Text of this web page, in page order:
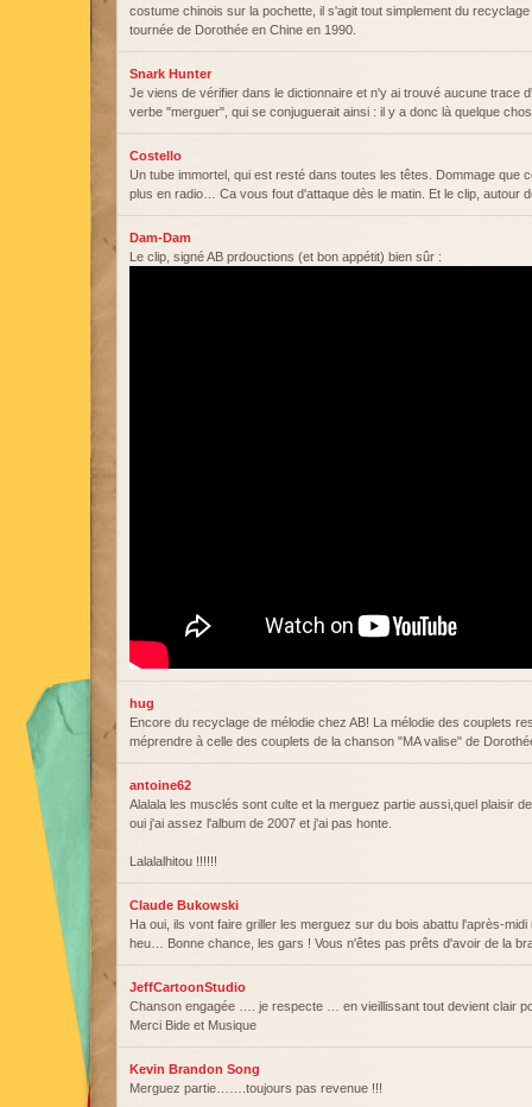
costume chinois sur la pochette, il s'agit tout simplement du
tournée de Dorothée en Chine en 1990.
Snark Hunter
Je viens de vérifier dans le dictionnaire et n'y ai trouvé aucune trace
verbe "merguer", qui se conjuguerait ainsi : il y a donc là quelque
Costello
Un tube immortel, qui est resté dans toutes les têtes. Dommage que
plus en radio… Ca vous fout d'attaque dès le matin. Et le clip, autour
Dam-Dam
Le clip, signé AB prdouctions (et bon appétit) bien sûr :
hug
Encore du recyclage de mélodie chez AB! La mélodie des couplets
méprendre à celle des couplets de la chanson "MA valise" de
antoine62
Alalala les musclés sont culte et la merguez partie aussi,quel plaisir
oui j'ai assez l'album de 2007 et j'ai pas honte.
Lalalalhitou !!!!!!
Claude Bukowski
Ha oui, ils vont faire griller les merguez sur du bois abattu l'après-midi
heu… Bonne chance, les gars ! Vous n'êtes pas prêts d'avoir de la
JeffCartoonStudio
Chanson engagée …. je respecte … en vieillissant tout devient clair
Merci Bide et Musique
Kevin Brandon Song
Merguez partie…….toujours pas revenue !!!